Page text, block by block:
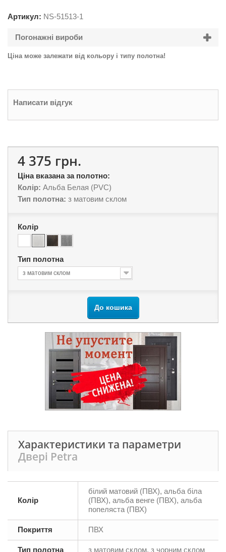
Артикул: NS-51513-1
Погонажні вироби
Ціна може залежати від кольору і типу полотна!
Написати відгук
4 375 грн.
Ціна вказана за полотно:
Колір: Альба Белая (PVC)
Тип полотна: з матовим склом
Колір
Тип полотна
з матовим склом
До кошика
Характеристики та параметри
Двері Petra
Колір
білий матовий (ПВХ), альба біла
(ПВХ), альба венге (ПВХ), альба
попеляста (ПВХ)
Покриття ПВХ
Тип полотна з матовим склом, з чорним склом